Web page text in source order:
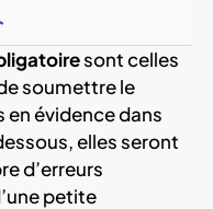
sont celles
soumettre le
évidence dans
elles seront
d’erreurs
petite